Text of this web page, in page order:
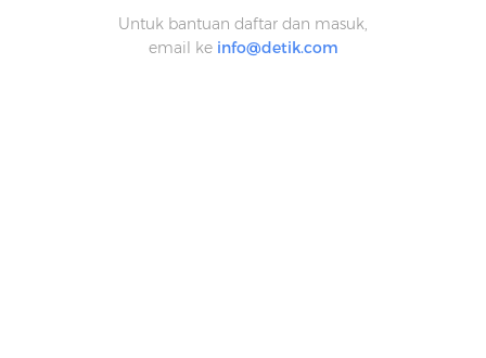
Untuk bantuan daftar dan masuk,
email ke info@detik.com